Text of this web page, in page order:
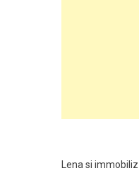
Lena si